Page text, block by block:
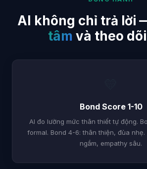
AI không chỉ trả lời
tâm và theo
Bond Score 1-10
AI đo lường mức thân thiết tự động.
formal. Bond 4-6: thân thiện, đùa nhẹ.
ngầm, empathy sâu.